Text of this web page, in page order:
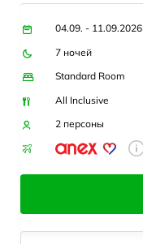
04.09. - 11.09.2026
7 ночей
Standard Room
All Inclusive
2 персоны